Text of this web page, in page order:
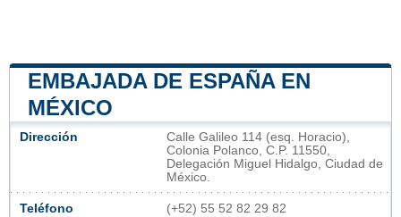
EMBAJADA DE ESPAÑA EN
MÉXICO
Dirección
Calle Galileo 114 (esq. Horacio),
Colonia Polanco, C.P. 11550,
Delegación Miguel Hidalgo, Ciudad de
México​.
Teléfono (+52) 55 52 82 29 82